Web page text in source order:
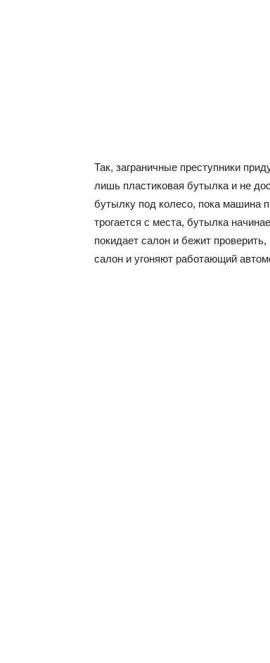
Так, заграничные преступники
лишь пластиковая бутылка и не
бутылку под колесо, пока машина
трогается с места, бутылка
покидает салон и бежит
салон и угоняют работающий